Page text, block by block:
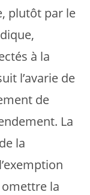
plutôt par le
à la
l’avarie de
de
La
la
la